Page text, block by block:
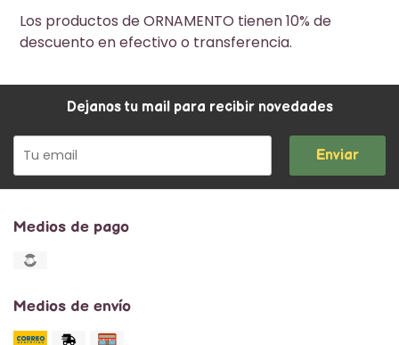
Los productos de ORNAMENTO tienen 10% de
descuento en efectivo o transferencia.
Dejanos tu mail para recibir novedades
Enviar
Medios de pago
Medios de envío